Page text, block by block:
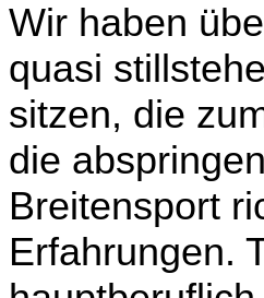
Wir haben
quasi
sitzen, die
die
Breitensport
Erfahrungen.